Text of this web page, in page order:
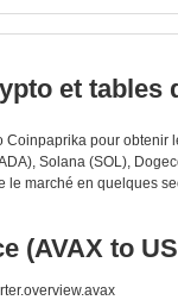
et tables
Coinpaprika pour obtenir
Solana (SOL),
le marché en quelques
(AVAX to